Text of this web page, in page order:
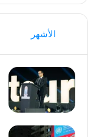
الأشهر